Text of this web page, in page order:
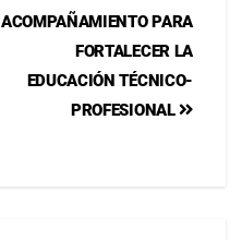
ACOMPAÑAMIENTO PARA
FORTALECER LA
EDUCACIÓN TÉCNICO-
PROFESIONAL